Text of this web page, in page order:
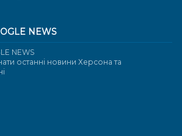
NEWS
NEWS
останні новини Херсона та